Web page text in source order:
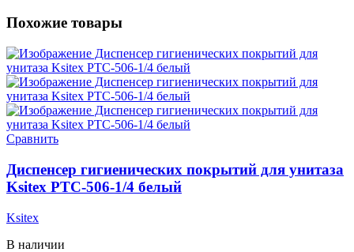
Похожие товары
Сравнить
Диспенсер гигиенических покрытий для унитаза
Ksitex PTC-506-1/4 белый
Ksitex
В наличии